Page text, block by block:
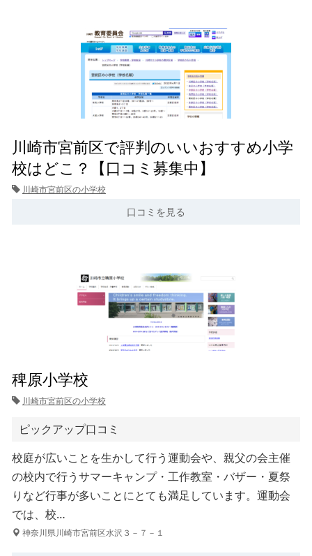
川崎市宮前区で評判のいいおすすめ小学
校はどこ？【口コミ募集中】
川崎市宮前区の小学校
口コミを見る
稗原小学校
川崎市宮前区の小学校
ピックアップ口コミ
校庭が広いことを生かして行う運動会や、親父の会主催
の校内で行うサマーキャンプ・工作教室・バザー・夏祭
りなど行事が多いことにとても満足しています。運動会
では、校…
神奈川県川崎市宮前区水沢３－７－１